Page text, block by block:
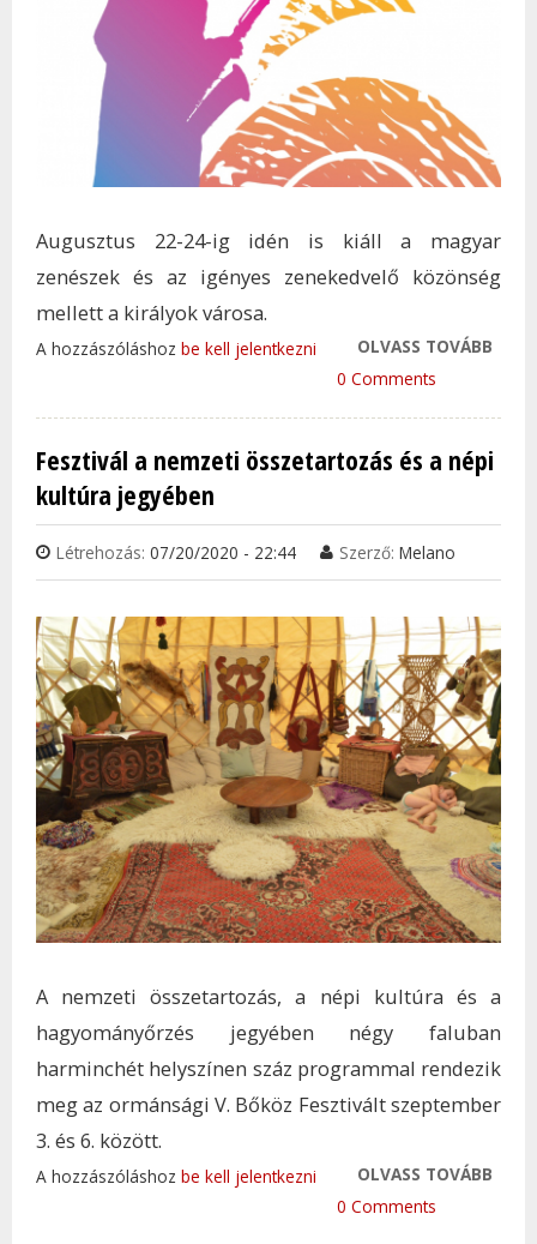
Augusztus 22-24-ig idén is kiáll a magyar
zenészek és az igényes zenekedvelő közönség
mellett a királyok városa.
OLVASS TOVÁBB
A hozzászóláshoz be kell jelentkezni
0 Comments
Fesztivál a nemzeti összetartozás és a népi
kultúra jegyében
Létrehozás: 07/20/2020 - 22:44 Szerző: Melano
A nemzeti összetartozás, a népi kultúra és a
hagyományőrzés jegyében négy faluban
harminchét helyszínen száz programmal rendezik
meg az ormánsági V. Bőköz Fesztivált szeptember
3. és 6. között.
OLVASS TOVÁBB
A hozzászóláshoz be kell jelentkezni
0 Comments